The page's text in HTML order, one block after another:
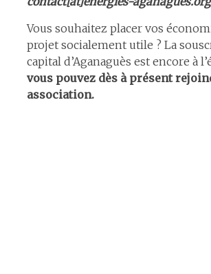
Vous souhaitez placer vos
projet socialement utile ? La
capital d’Aganaguès est encore à
vous pouvez dès à présent
association.